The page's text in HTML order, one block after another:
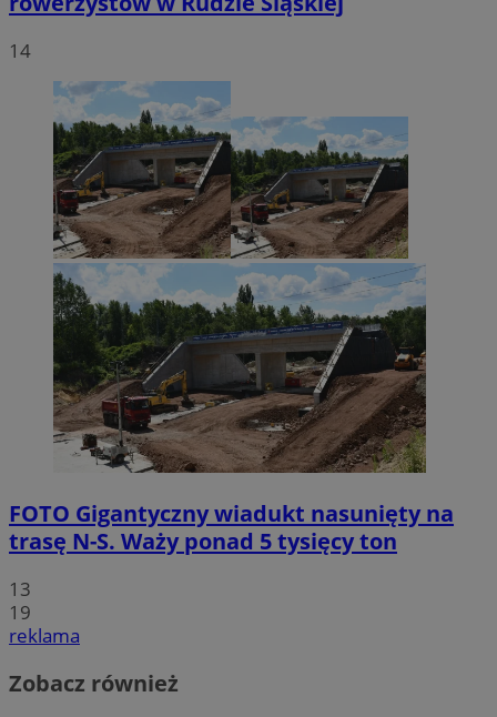
14
FOTO Gigantyczny wiadukt nasunięty na
trasę N-S. Waży ponad 5 tysięcy ton
13
19
reklama
Zobacz również